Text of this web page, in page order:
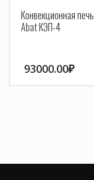
Конвекционная печь
Abat КЭП-4
93000.00₽